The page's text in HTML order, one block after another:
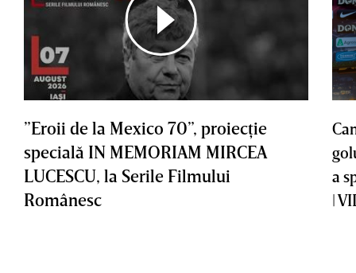
”Eroii de la Mexico 70”, proiecţie
specială IN MEMORIAM MIRCEA
LUCESCU, la Serile Filmului
Românesc
a
|